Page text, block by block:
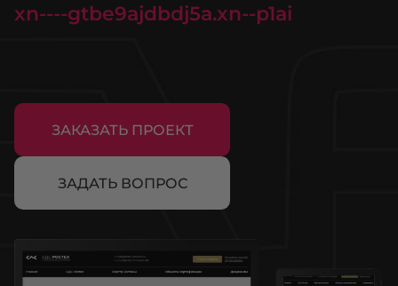
xn----gtbe9ajdbdj5a.xn--p1ai
ЗАКАЗАТЬ ПРОЕКТ
ЗАДАТЬ ВОПРОС